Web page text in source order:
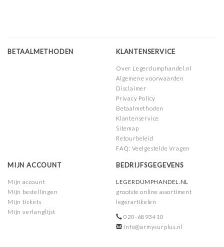
BETAALMETHODEN KLANTENSERVICE
Over Legerdumphandel.nl
Algemene voorwaarden
Disclaimer
Privacy Policy
Betaalmethoden
Klantenservice
Sitemap
Retourbeleid
FAQ: Veelgestelde Vragen
MIJN ACCOUNT
Mijn account
Mijn bestellingen
Mijn tickets
Mijn verlanglijst
BEDRIJFSGEGEVENS
LEGERDUMPHANDEL.NL
grootste online assortiment
legerartikelen
020-6893410
info@armysurplus.nl